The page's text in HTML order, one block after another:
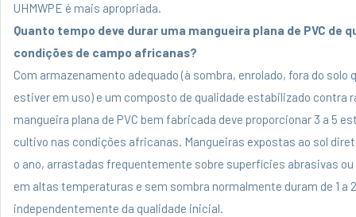
UHMWPE é mais apropriada.
Quanto tempo deve durar uma mangueira plana de PVC de
condições de campo africanas?
Com armazenamento adequado (à sombra, enrolado, fora do solo
estiver em uso) e um composto de qualidade estabilizado contra
mangueira plana de PVC bem fabricada deve proporcionar 3 a 5
cultivo nas condições africanas. Mangueiras expostas ao sol
o ano, arrastadas frequentemente sobre superfícies abrasivas
em altas temperaturas e sem sombra normalmente duram de 1 a
independentemente da qualidade inicial.